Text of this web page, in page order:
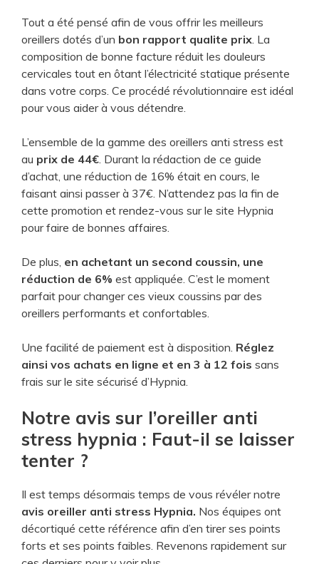
Tout a été pensé afin de vous offrir les meilleurs
oreillers dotés d’un bon rapport qualite prix . La
composition de bonne facture réduit les douleurs
cervicales tout en ôtant l’électricité statique présente
dans votre corps. Ce procédé révolutionnaire est idéal
pour vous aider à vous détendre.
L’ensemble de la gamme des oreillers anti stress est
au prix de 44€ . Durant la rédaction de ce guide
d’achat, une réduction de 16% était en cours, le
faisant ainsi passer à 37€. N’attendez pas la fin de
cette promotion et rendez-vous sur le site Hypnia
pour faire de bonnes affaires.
De plus, en achetant un second coussin, une
réduction de 6% est appliquée. C’est le moment
parfait pour changer ces vieux coussins par des
oreillers performants et confortables.
Une facilité de paiement est à disposition. Réglez
ainsi vos achats en ligne et en 3 à 12 fois sans
frais sur le site sécurisé d’Hypnia.
Notre avis sur l’oreiller anti
stress hypnia : Faut-il se laisser
tenter ?
Il est temps désormais temps de vous révéler notre
avis oreiller anti stress Hypnia. Nos équipes ont
décortiqué cette référence afin d’en tirer ses points
forts et ses points faibles. Revenons rapidement sur